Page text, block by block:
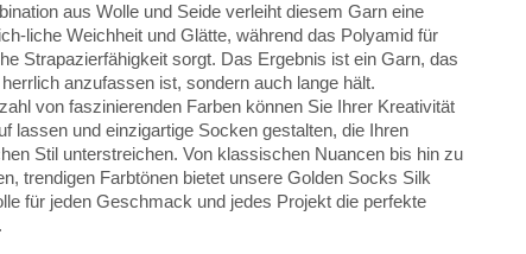
aus Wolle und Seide verleiht diesem Garn eine
liche Weichheit und Glätte, während das Polyamid für
Strapazierfähigkeit sorgt. Das Ergebnis ist ein Garn, das
anzufassen ist, sondern auch lange hält.
von faszinierenden Farben können Sie Ihrer Kreativität
lassen und einzigartige Socken gestalten, die Ihren
Stil unterstreichen. Von klassischen Nuancen bis hin zu
trendigen Farbtönen bietet unsere Golden Socks Silk
für jeden Geschmack und jedes Projekt die perfekte